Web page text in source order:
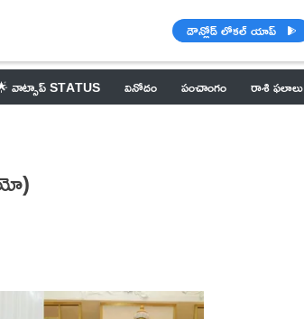
డౌన్లోడ్ లోకల్ యాప్
వాట్సాప్ STATUS వినోదం పంచాంగం రాశి ఫలాలు